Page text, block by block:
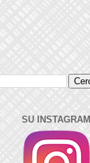
SU INSTAGRAM